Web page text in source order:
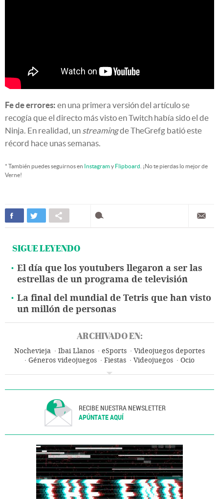
Fe de errores: en una primera versión del artículo se
recogía que el directo más visto en Twitch había sido el de
Ninja. En realidad, un streamingde TheGrefg batió este
récord hace unas semanas.
* También puedes seguirnos en Instagramy Flipboard . ¡No te pierdas lo mejor de
Verne!
SIGUE LEYENDO
El día que los youtubers llegaron a ser las
estrellas de un programa de televisión
La final del mundial de Tetris que han visto
un millón de personas
ARCHIVADO EN:
Nochevieja Ibai Llanos eSports
Videojuegos deportes
Géneros videojuegos
Fiestas Videojuegos
Ocio
RECIBE NUESTRA NEWSLETTER
APÚNTATE AQUÍ